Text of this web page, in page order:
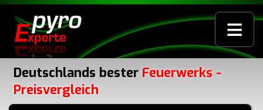
≡
Deutschlands bester Feuerwerks -
Preisvergleich